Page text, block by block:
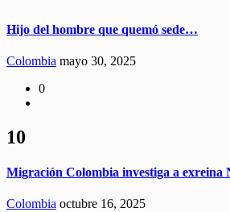
Hijo del hombre que quemó sede…
Colombia mayo 30, 2025
0
10
Migración Colombia investiga a
Colombia octubre 16, 2025